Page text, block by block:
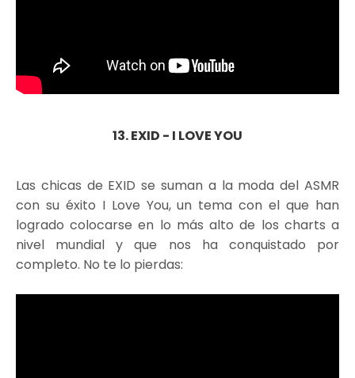
13. EXID - I LOVE YOU
Las chicas de EXID se suman a la moda del ASMR
con su éxito I Love You, un tema con el que han
logrado colocarse en lo más alto de los charts a
nivel mundial y que nos ha conquistado por
completo. No te lo pierdas: